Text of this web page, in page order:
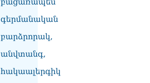
գերմանական
բարձրորակ,
անվտանգ,
հակաալերգիկ
իրավիճակով
08.08.2026
«Հրապարակ». Հայկ
աշխատավարձ ստացող
կան